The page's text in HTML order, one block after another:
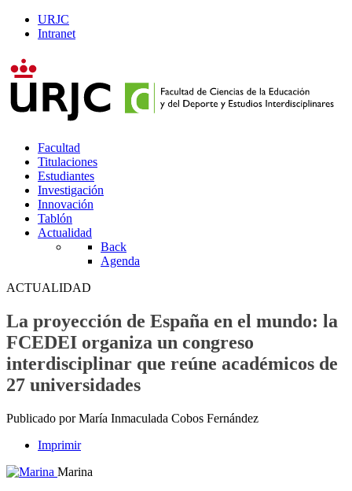
URJC
Intranet
Facultad
Titulaciones
Estudiantes
Investigación
Innovación
Tablón
Actualidad
Back
Agenda
ACTUALIDAD
La proyección de España en el mundo: la
FCEDEI organiza un congreso
interdisciplinar que reúne académicos de
27 universidades
Publicado por María Inmaculada Cobos Fernández
Imprimir
Marina